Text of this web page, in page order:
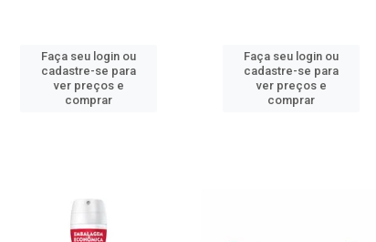
Faça seu login ou
cadastre-se para
ver preços e
comprar
Faça seu login ou
cadastre-se para
ver preços e
comprar